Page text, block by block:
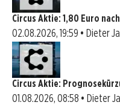
Circus Aktie: 1,80 Euro
02.08.2026, 19:59 • Dieter
Circus Aktie:
01.08.2026, 08:58 • Dieter